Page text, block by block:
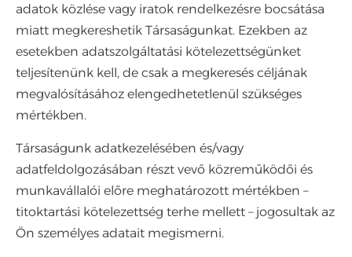
adatok közlése vagy iratok rendelkezésre bocsátása
miatt megkereshetik Társaságunkat. Ezekben az
esetekben adatszolgáltatási kötelezettségünket
teljesítenünk kell, de csak a megkeresés céljának
megvalósításához elengedhetetlenül szükséges
mértékben.
Társaságunk adatkezelésében és/vagy
adatfeldolgozásában részt vevő közreműködői és
munkavállalói előre meghatározott mértékben –
titoktartási kötelezettség terhe mellett – jogosultak az
Ön személyes adatait megismerni.